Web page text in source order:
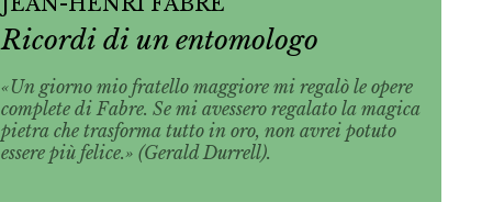
Ricordi di un entomologo
«Un giorno mio fratello maggiore mi regalò le opere
complete di Fabre. Se mi avessero regalato la magica
pietra che trasforma tutto in oro, non avrei potuto
essere più felice.» (Gerald Durrell).